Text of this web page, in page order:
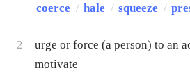
coerce / hale / squeeze /
2
urge or force (a person) to an
motivate